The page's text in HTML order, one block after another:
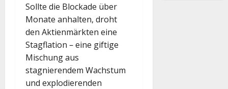
Sollte die Blockade über
Monate anhalten, droht
den Aktienmärkten eine
Stagflation – eine giftige
Mischung aus
stagnierendem Wachstum
und explodierenden